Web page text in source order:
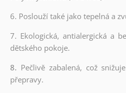
6. Poslouží také jako tepelná a
7. Ekologická, antialergická a
dětského pokoje.
8. Pečlivě zabalená, což
přepravy.